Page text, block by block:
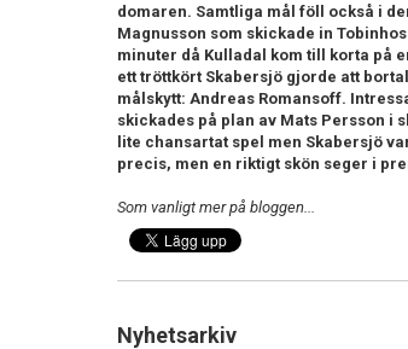
domaren. Samtliga mål föll också i
Magnusson som skickade in
minuter då Kulladal kom till korta på
ett tröttkört Skabersjö gjorde att
målskytt: Andreas Romansoff.
skickades på plan av Mats Persson i
lite chansartat spel men Skabersjö
precis, men en riktigt skön seger i
Som vanligt mer på bloggen...
Nyhetsarkiv